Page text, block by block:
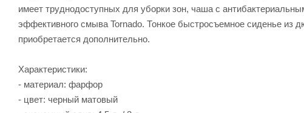
имеет труднодоступных для уборки зон, чаша с
эффективного смыва Tornado. Тонкое быстросъемное сиденье из
приобретается дополнительно.
Характеристики:
- материал: фарфор
- цвет: черный матовый